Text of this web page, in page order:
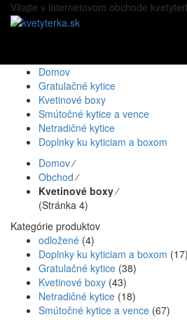
Vitajte v internetovom obchode
Domov
Gratulačné kytice
Kvetinové boxy
Smútočné kytice a vence
Netradičné kytice
Doplnky ku kyticiam a boxom
Domov⁄
Obchod ⁄
Kvetinové boxy⁄
(Stránka 4)
Kategórie produktov
odložené (4)
Doplnky ku kyticiam a boxom (17)
Gratulačné kytice (38)
Kvetinové boxy (43)
Netradičné kytice (18)
Smútočné kytice a vence (67)